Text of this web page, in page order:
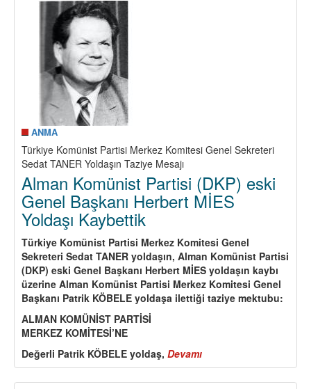
ANMA
Türkiye Komünist Partisi Merkez Komitesi Genel Sekreteri
Sedat TANER Yoldaşın Taziye Mesajı
Alman Komünist Partisi (DKP) eski
Genel Başkanı Herbert MİES
Yoldaşı Kaybettik
Türkiye Komünist Partisi Merkez Komitesi Genel
Sekreteri Sedat TANER yoldaşın, Alman Komünist Partisi
(DKP) eski Genel Başkanı Herbert MİES yoldaşın kaybı
üzerine Alman Komünist Partisi Merkez Komitesi Genel
Başkanı Patrik KÖBELE yoldaşa ilettiği taziye mektubu:
ALMAN KOMÜNİST PARTİSİ
MERKEZ KOMİTESİ’NE
Değerli Patrik KÖBELE yoldaş, Devamı
Alman
Komünist